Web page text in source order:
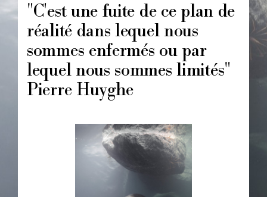
"C'est une fuite de ce plan de
réalité dans lequel nous
sommes enfermés ou par
lequel nous sommes limités"
Pierre Huyghe